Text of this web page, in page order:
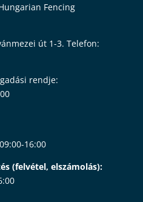
Fencing
út 1-3. Telefon:
rendje:
16:00
(felvétel, elszámolás):